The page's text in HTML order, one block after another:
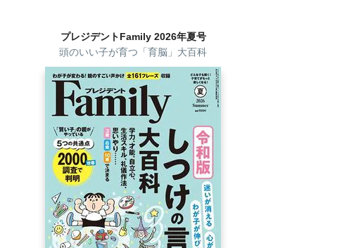
プレジデントFamily 2026年夏号
頭のいい子が育つ「育脳」大百科